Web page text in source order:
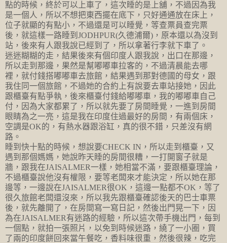
點的時候，終於可以上車了，這次睡的是上舖，不過因為我
是一個人，所以不想把東西擺在底下，只好通通放在床上，
位子就顯的有點小，不過還是可以睡覺，等查票員查完票
後，就這樣一路睡到JODHPUR(久德浦爾)，原本還以為沒到
站，後來有人跟我說已經到了，所以拿著行李就下車了。
迷迷糊糊的走，結果後來有個印度人跟我說，出口在那邊，
所以走到那邊，果然是幫嘟嘟車拉客的，不過清晨能去哪
裡，就付錢搭嘟嘟車去旅館，結果遇到那對德國的母女，跟
我住同一個旅館，不過她的合約上有說要去車站接她，因此
跟櫃臺有點爭執，後來櫃臺付錢給嘟嘟車，我的嘟嘟車自己
付，因為大家都累了，所以就先要了房間睡覺，一進到房間
眼睛為之一亮，這是我在印度住過最好的房間，有兩個床，
空調是OK的，有熱水器跟浴缸，真的很不錯，只差沒有網
路。
睡到快十點的時候，想說要CHECK IN，所以走到櫃臺，又
遇到那個媽媽，她說昨天睡的房間很糟，一打開窗子就是
牆，跟我在JAISALMER一樣，她相當不滿，要跟櫃臺理論，
不過櫃臺說他沒有權限，要等老闆來才能決定，所以她在那
邊等，一邊說在JAISALMER很OK，這邊一點都不OK，等了
很久旅館老闆還沒來，所以我先跟櫃臺確認後天的巴士車票
後，就先離開了，在房間寫一寫日記，然後出門晃一下，因
為在JAISALMER有迷路的經驗，所以這次帶手機出門，每到
一個點，就拍一張照片，以免到時候迷路，繞了一小圈，買
了兩的印度餅回來當午餐吃，香料味很重，然後很辣，吃完